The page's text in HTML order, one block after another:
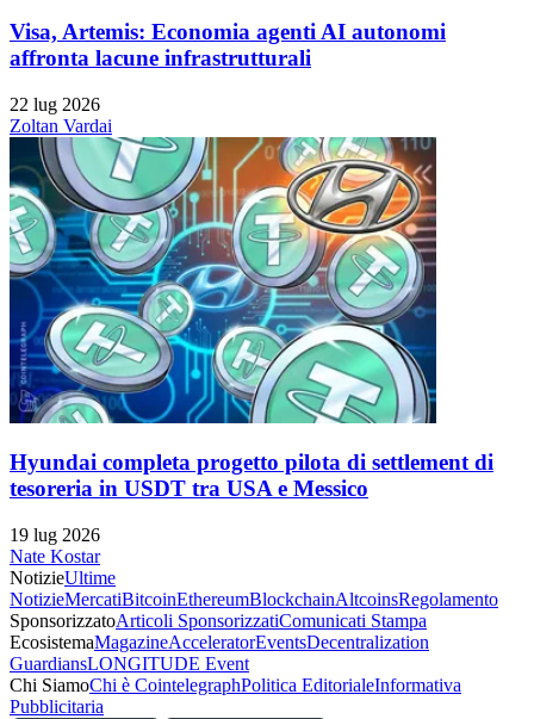
Visa, Artemis: Economia agenti AI autonomi
affronta lacune infrastrutturali
22 lug 2026
Zoltan Vardai
Hyundai completa progetto pilota di settlement di
tesoreria in USDT tra USA e Messico
19 lug 2026
Nate Kostar
NotizieUltime
NotizieMercatiBitcoinEthereumBlockchainAltcoinsRegolamento
SponsorizzatoArticoli SponsorizzatiComunicati Stampa
EcosistemaMagazineAcceleratorEventsDecentralization
GuardiansLONGITUDE Event
Chi SiamoChi è CointelegraphPolitica EditorialeInformativa
Pubblicitaria